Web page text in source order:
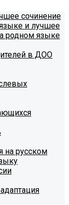
сочинение
и лучшее
родном языке
в ДОО
на русском